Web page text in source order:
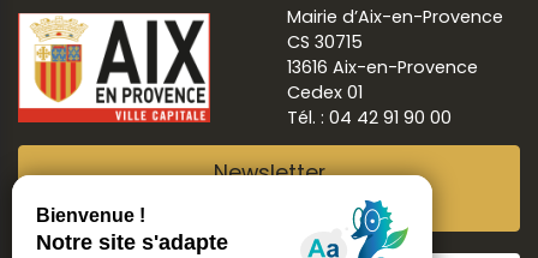
Mairie d’Aix-en-Provence
CS 30715
13616 Aix-en-Provence
Cedex 01
Tél. : 04 42 91 90 00
Newsletter